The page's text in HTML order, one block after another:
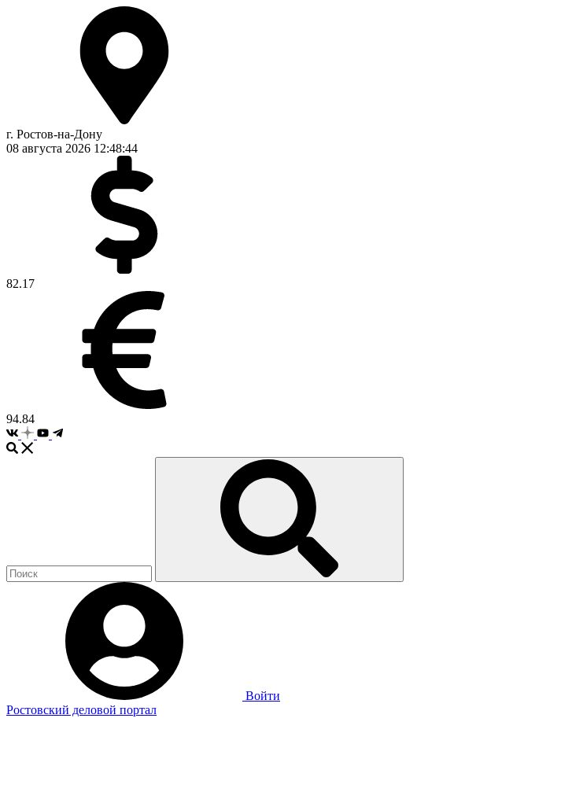
г. Ростов-на-Дону
08 августа 2026 12:48:45
82.17
94.84
Войти
Ростовский деловой портал